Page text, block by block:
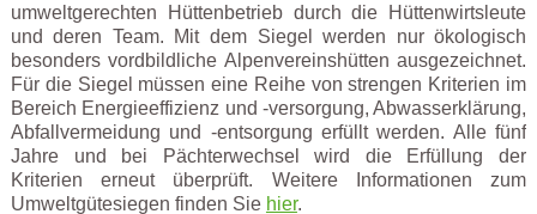
umweltgerechten Hüttenbetrieb durch die Hüttenwirtsleute
und deren Team. Mit dem Siegel werden nur ökologisch
besonders vordbildliche Alpenvereinshütten ausgezeichnet.
Für die Siegel müssen eine Reihe von strengen Kriterien im
Bereich Energieeffizienz und -versorgung, Abwasserklärung,
Abfallvermeidung und -entsorgung erfüllt werden. Alle fünf
Jahre und bei Pächterwechsel wird die Erfüllung der
Kriterien erneut überprüft. Weitere Informationen zum
Umweltgütesiegen finden Sie hier.